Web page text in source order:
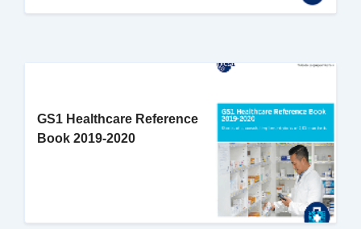
GS1 Healthcare Reference
Book 2019-2020